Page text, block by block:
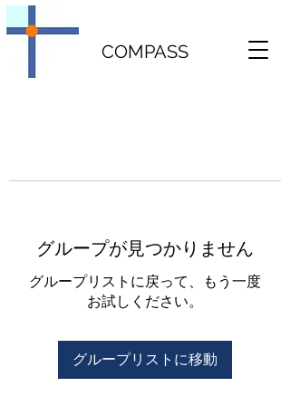
COMPASS
グループが見つかりません
グループリストに戻って、もう一度
お試しください。
グループリストに移動